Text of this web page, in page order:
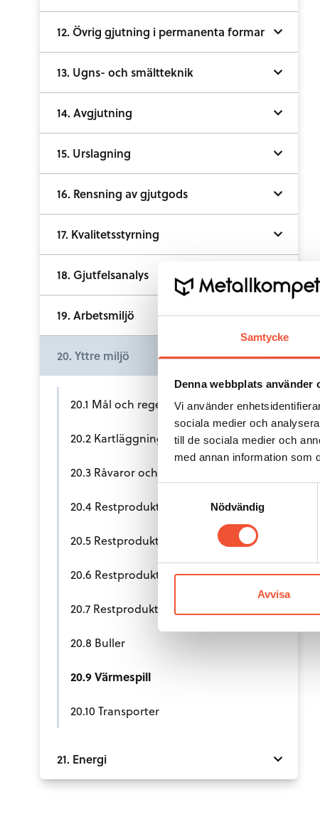
Samtycke
Denna webbplats använder
Vi använder
sociala medier och
till de sociala medier och
med annan information som
Nödvändig
Avvisa
12. Övrig gjutning i permanenta formar
13. Ugns- och smältteknik
14. Avgjutning
15. Urslagning
16. Rensning av gjutgods
17. Kvalitetsstyrning
18. Gjutfelsanalys
19. Arbetsmiljö
20. Yttre miljö
20.1 Mål och regelverk för klimat och miljö
20.2 Kartläggning och ledningssystem
20.3 Råvaror och kemikalier
20.4 Restprodukter och avfall
20.5 Restprodukter – fasta
20.6 Restprodukter – flytande
20.7 Restprodukter – luftburna
20.8 Buller
20.9 Värmespill
20.10 Transporter
21. Energi